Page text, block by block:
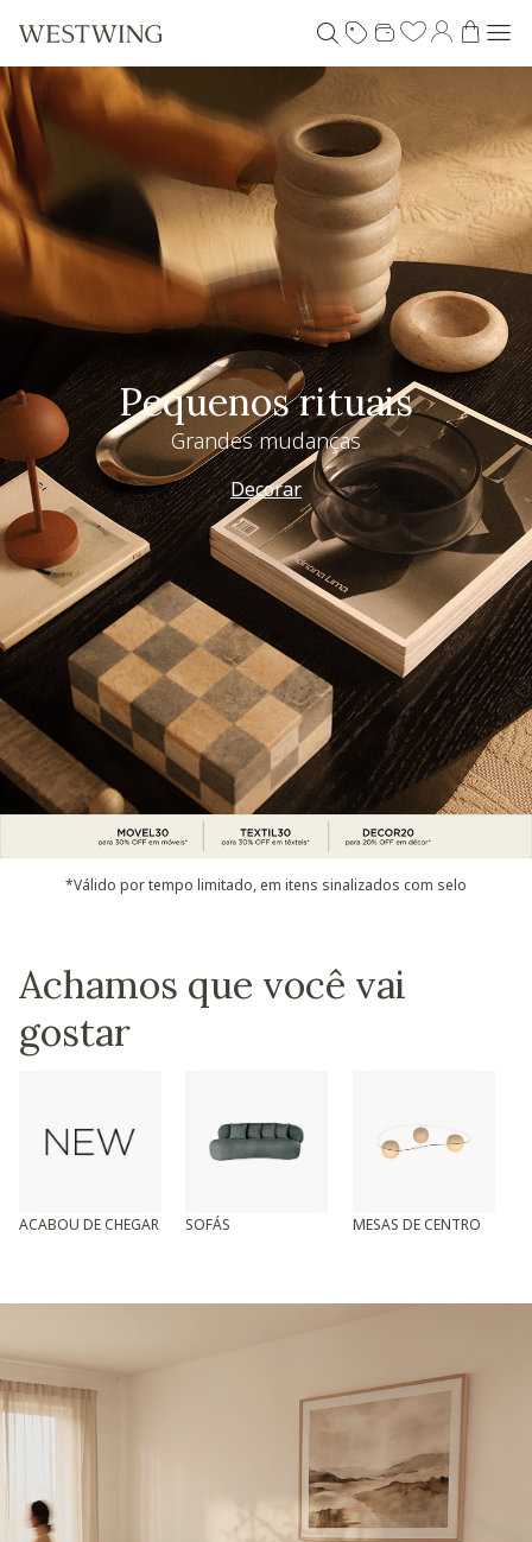
Pequenos rituais
Grandes mudanças
Decorar
*Válido por tempo limitado, em itens sinalizados com selo
Achamos que você vai
gostar
ACABOU DE CHEGAR SOFÁS MESAS DE CENTRO